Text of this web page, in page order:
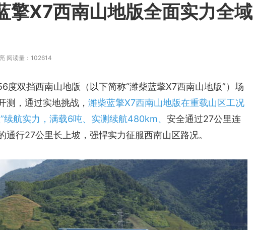
擎X7西南山地版全面实力全域
阅读量：102614
度双挡西南山地版（以下简称“潍柴蓝擎X7西南山地版”）场
测，通过实地挑战， 潍柴蓝擎X7西南山地版在重载山区工况
续航实力，满载6吨、实测续航480km、 安全通过27公里连
通行27公里长上坡，强悍实力征服西南山区路况。